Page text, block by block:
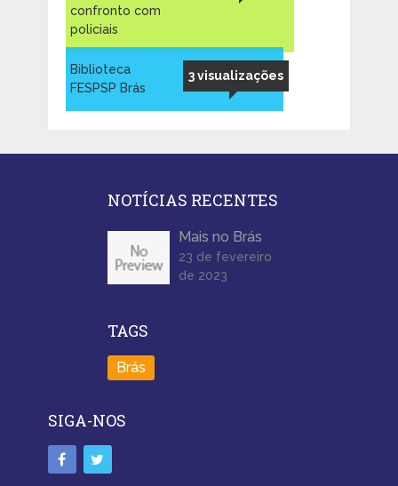
confronto com
policiais
3 visualizações
Biblioteca
FESPSP Brás
NOTÍCIAS RECENTES
Mais no Brás
23 de fevereiro
de 2023
TAGS
Brás
SIGA-NOS